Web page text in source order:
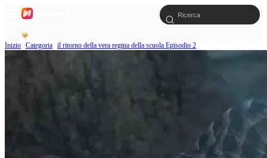
Inizio Categoria il ritorno della vera regina della scuola Episodio 2